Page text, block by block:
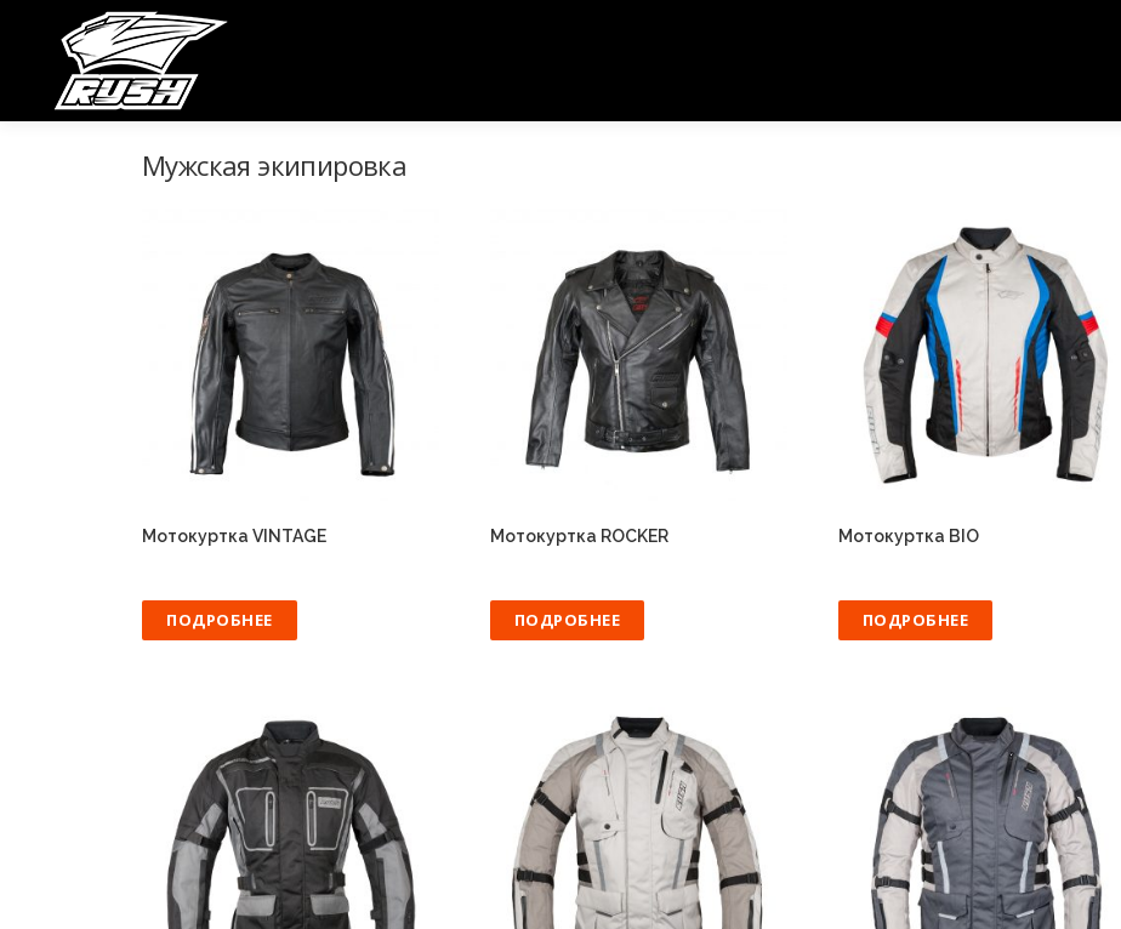
содержимому
МУЖСКАЯ ЭКИПИРОВКА ЖЕНСКАЯ ЭКИПИРОВКА
Мужская экипировка
Мотокуртка VINTAGE
ПОДРОБНЕЕ
Мотокуртка ROCKER
ПОДРОБНЕЕ
Мотокуртка BIO
ПОДРОБНЕЕ